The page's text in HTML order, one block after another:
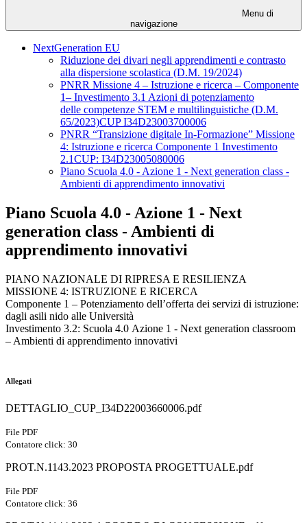
Menu di
navigazione
NextGeneration EU
Riduzione dei divari negli apprendimenti e contrasto
alla dispersione scolastica (D.M. 19/2024)
PNRR Missione 4 – Istruzione e ricerca – Componente
1– Investimento 3.1 Azioni di potenziamento
delle competenze STEM e multilinguistiche (D.M.
65/2023)CUP I34D23003700006
PNRR “Transizione digitale In-Formazione” Missione
4: Istruzione e ricerca Componente 1 Investimento
2.1CUP: I34D23005080006
Piano Scuola 4.0 - Azione 1 - Next generation class -
Ambienti di apprendimento innovativi
Piano Scuola 4.0 - Azione 1 - Next
generation class - Ambienti di
apprendimento innovativi
PIANO NAZIONALE DI RIPRESA E RESILIENZA
MISSIONE 4: ISTRUZIONE E RICERCA
Componente 1 – Potenziamento dell’offerta dei servizi di istruzione:
dagli asili nido alle Università
Investimento 3.2: Scuola 4.0 Azione 1 - Next generation classroom
– Ambienti di apprendimento innovativi
Allegati
DETTAGLIO_CUP_I34D22003660006.pdf
File PDF
Contatore click: 30
PROT.N.1143.2023 PROPOSTA PROGETTUALE.pdf
File PDF
Contatore click: 36